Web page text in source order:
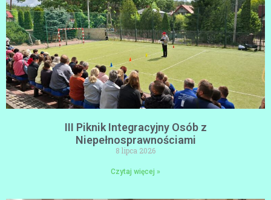
III Piknik Integracyjny Osób z
Niepełnosprawnościami
8 lipca 2026
Czytaj więcej »